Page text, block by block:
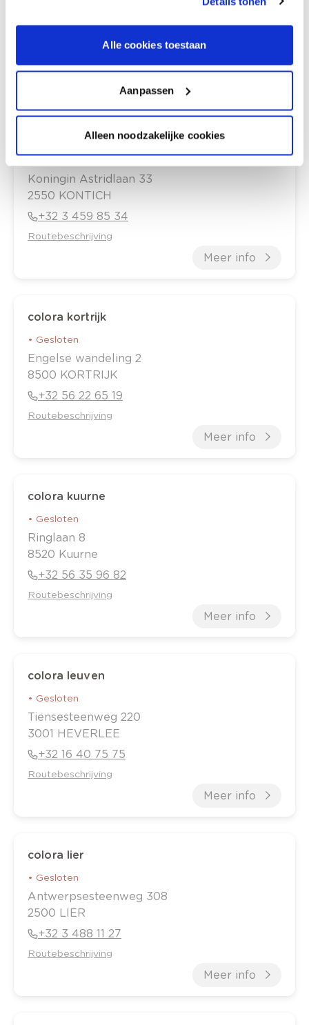
Alle cookies toestaan
Aanpassen
Alleen noodzakelijke cookies
colora kontich
Koningin Astridlaan 33
2550 KONTICH
+32 3 459 85 34
Routebeschrijving
Meer info
colora kortrijk
• Gesloten
Engelse wandeling 2
8500 KORTRIJK
+32 56 22 65 19
Routebeschrijving
Meer info
colora kuurne
• Gesloten
Ringlaan 8
8520 Kuurne
+32 56 35 96 82
Routebeschrijving
Meer info
colora leuven
• Gesloten
Tiensesteenweg 220
3001 HEVERLEE
+32 16 40 75 75
Routebeschrijving
Meer info
colora lier
• Gesloten
Antwerpsesteenweg 308
2500 LIER
+32 3 488 11 27
Routebeschrijving
Meer info